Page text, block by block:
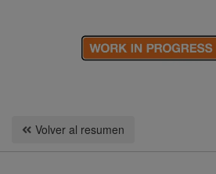
Volver al resumen